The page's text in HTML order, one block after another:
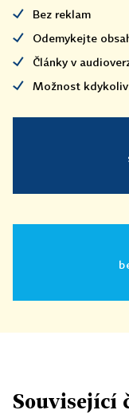
Bez reklam
Odemykejte
Články v
Možnost
Související